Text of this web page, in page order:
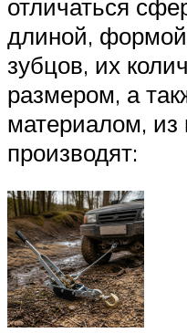
отличаться
длиной,
зубцов, их
размером, а
материалом, из
производят: